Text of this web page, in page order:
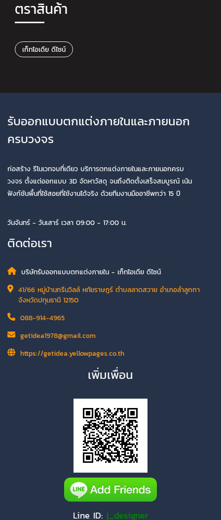
ตราสินค้า
เก็ทไอเดีย ดีไซน์
รับออกแบบตกแต่งภายในและภายนอก
ครบวงจร
ก่อสร้าง รีโนเวทจบที่เดียว บริการตกแต่งภายในและภายนอกครบ
วงจร ตั้งแต่ออกแบบ 3D จัดหาวัสดุ จนถึงติดตั้งเสร็จสมบูรณ์ เน้น
ฟังก์ชันพื้นที่ใช้สอยที่ใช้งานได้จริง ด้วยทีมงานมืออาชีพกว่า 15 ปี
วันจันทร์ - วันเสาร์ เวลา 09:00 - 17:00 น.
ติดต่อเรา
บริษัทรับออกแบบตกแต่งภายใน - เก็ทไอเดีย ดีไซน์
41/66 หมู่บ้านกรีนวิลล์ หทัยราษฎร์ ตำบลลาดสวาย อำเภอลำลูกกา
จังหวัดปทุมธานี 12150
088-914-4965
getidea1978@gmail.com
https://getidea.yellowpages.co.th
เพิ่มเพื่อน
Line ID: j_designer